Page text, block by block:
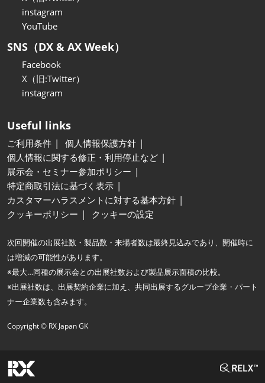
instagram
YouTube
SNS（DX & AX Week）
Facebook
X（旧:Twitter）
instagram
Useful links
ご利用条件
個人情報保護方針
個人情報に関する修正・利用停止など
展示会・セミナー参加ポリシー
特定商取引法に基づく表示
カスタマーハラスメントに対する基本方針
クッキーポリシー
クッキーの設定
次回開催の出展社数・製品数・来場者数は最終見込みであり、開催時に
は増減の可能性があります。
※最大…同種の展示会との出展社数および製品展示面積の比較。
※出展社数は、出展契約企業に加え、共同出展するグループ企業・パート
ナー企業数も含みます。
Copyright © RX Japan GK